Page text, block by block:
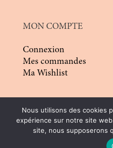
MON COMPTE
Connexion
Mes commandes
Ma Wishlist
© 2026 | Conception :
Nous utilisons des cookies
expérience sur notre site
site, nous supposerons